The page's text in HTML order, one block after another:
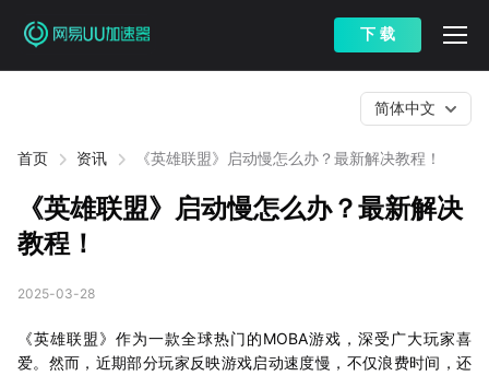
下 载
首页 资讯 《英雄联盟》启动慢怎么办？最新解决教程！
简体中文
《英雄联盟》启动慢怎么办？最新解决
教程！
2025-03-28
《英雄联盟》作为一款全球热门的MOBA游戏，深受广大玩家喜
爱。然而，近期部分玩家反映游戏启动速度慢，不仅浪费时间，还